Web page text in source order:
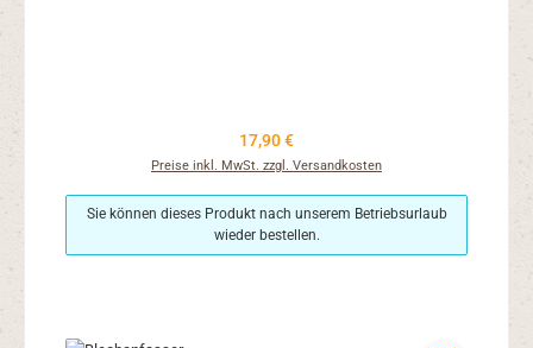
Regulärer Preis:
17,90 €
Preise inkl. MwSt. zzgl. Versandkosten
Sie können dieses Produkt nach unserem Betriebsurlaub
wieder bestellen.